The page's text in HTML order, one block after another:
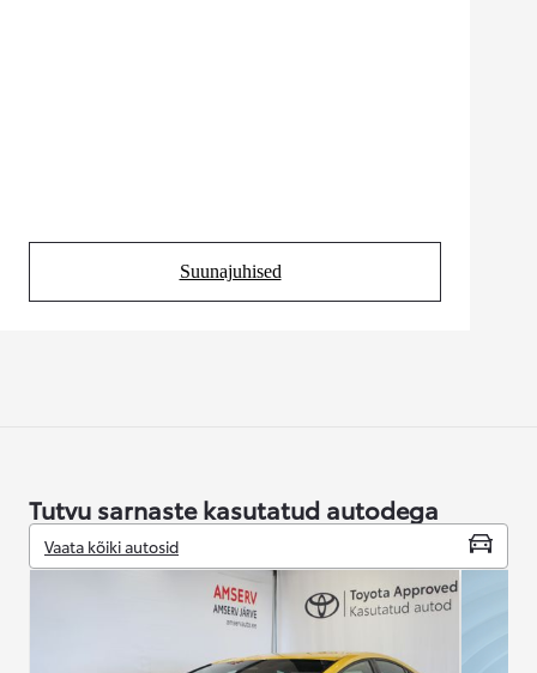
Suunajuhised
(Opens in new tab)
Tutvu sarnaste kasutatud autodega
Vaata kõiki autosid